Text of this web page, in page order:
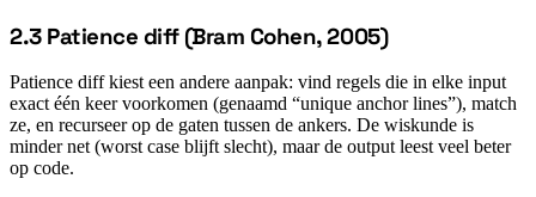
#
2.3 Patience diff (Bram Cohen, 2005)
Patience diff kiest een andere aanpak: vind regels die in elke input
exact één keer voorkomen (genaamd “unique anchor lines”), match
ze, en recurseer op de gaten tussen de ankers. De wiskunde is
minder net (worst case blijft slecht), maar de output leest veel beter
op code.